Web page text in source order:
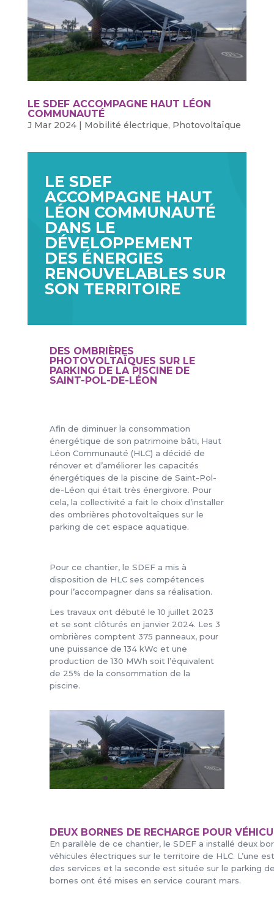
LE SDEF ACCOMPAGNE HAUT LÉON
COMMUNAUTÉ
J Mar 2024| Mobilité électrique, Photovoltaïque
LE SDEF
ACCOMPAGNE HAUT
LÉON COMMUNAUTÉ
DANS LE
DÉVELOPPEMENT
DES ÉNERGIES
RENOUVELABLES SUR
SON TERRITOIRE
DES OMBRIÈRES
PHOTOVOLTAÏQUES SUR LE
PARKING DE LA PISCINE DE
SAINT-POL-DE-LÉON
Afin de diminuer la consommation
énergétique de son patrimoine bâti, Haut
Léon Communauté (HLC) a décidé de
rénover et d’améliorer les capacités
énergétiques de la piscine de Saint-Pol-
de-Léon qui était très énergivore. Pour
cela, la collectivité a fait le choix d’installer
des ombrières photovoltaïques sur le
parking de cet espace aquatique.
Pour ce chantier, le SDEF a mis à
disposition de HLC ses compétences
pour l’accompagner dans sa réalisation.
Les travaux ont débuté le 10 juillet 2023
et se sont clôturés en janvier 2024. Les 3
ombrières comptent 375 panneaux, pour
une puissance de 134 kWc et une
production de 130 MWh soit l’équivalent
de 25% de la consommation de la
piscine.
DEUX BORNES DE RECHARGE POUR
En parallèle de ce chantier, le SDEF a installé deux
véhicules électriques sur le territoire de HLC. L’une
des services et la seconde est située sur le parking
bornes ont été mises en service courant mars.